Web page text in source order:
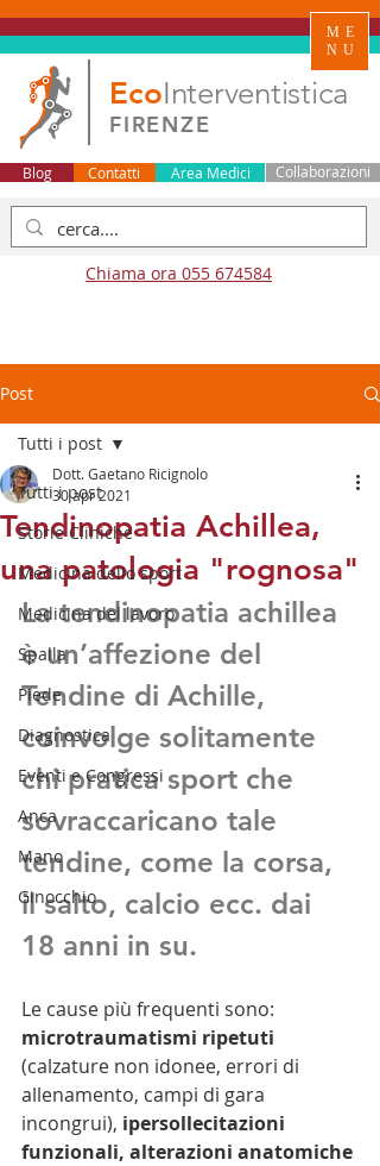
EcoInterventistica
FIRENZE
Collaborazioni
Area Medici
Contatti
Blog
Chiama ora 055 674584
ME
NU
Post
Tutti i post
Storie Cliniche
Medicina dello sport
Medicina del lavoro
Spalla
Piede
Diagnostica
Eventi e Congressi
Anca
Mano
Ginocchio
Tutti i post
Tendinopatia Achillea,
una patologia "rognosa"
Dott. Gaetano Ricignolo
30 apr 2021
La tendinopatia achillea
è un’affezione del
Tendine di Achille,
coinvolge solitamente
chi pratica sport che
sovraccaricano tale
tendine, come la corsa,
il salto, calcio ecc. dai
18 anni in su.
Le cause più frequenti sono:
microtraumatismi ripetuti
(calzature non idonee, errori di
allenamento, campi di gara
incongrui), ipersollecitazioni
funzionali, alterazioni anatomiche